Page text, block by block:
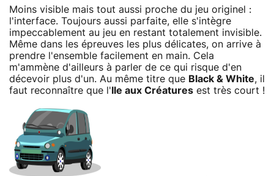
Moins visible mais tout aussi proche du jeu originel :
l'interface. Toujours aussi parfaite, elle s'intègre
impeccablement au jeu en restant totalement invisible.
Même dans les épreuves les plus délicates, on arrive à
prendre l'ensemble facilement en main. Cela
m'ammène d'ailleurs à parler de ce qui risque d'en
décevoir plus d'un. Au même titre que Black & White, il
faut reconnaître que l' Ile aux Créatures est très court !